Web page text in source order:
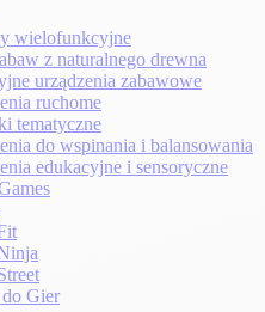
wielofunkcyjne
z naturalnego drewna
urządzenia zabawowe
ruchome
tematyczne
do wspinania i balansowania
edukacyjne i sensoryczne
Gier